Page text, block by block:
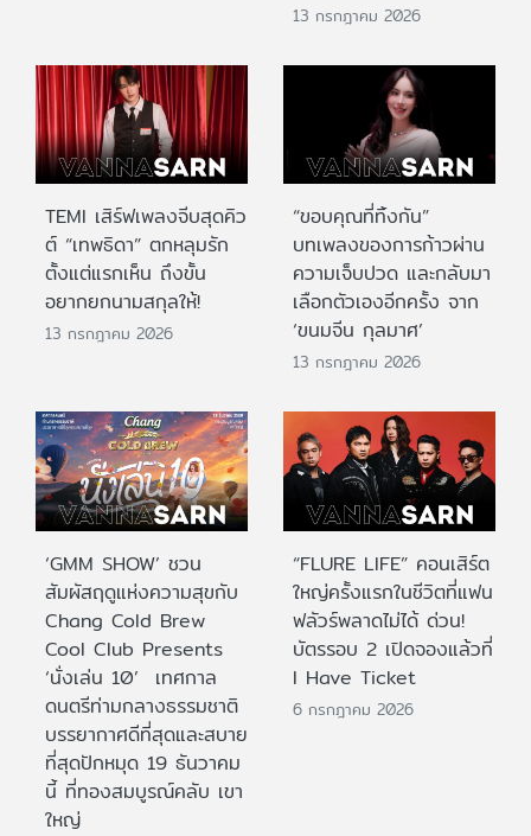
13 กรกฎาคม 2026
TEMI เสิร์ฟเพลงจีบสุดคิว
ต์ “เทพธิดา” ตกหลุมรัก
ตั้งแต่แรกเห็น ถึงขั้น
อยากยกนามสกุลให้!
13 กรกฎาคม 2026
“ขอบคุณที่ทิ้งกัน”
บทเพลงของการก้าวผ่าน
ความเจ็บปวด และกลับมา
เลือกตัวเองอีกครั้ง จาก
‘ขนมจีน กุลมาศ’
13 กรกฎาคม 2026
‘GMM SHOW’ ชวน
สัมผัสฤดูแห่งความสุขกับ
Chang Cold Brew
Cool Club Presents
‘นั่งเล่น 10’ เทศกาล
ดนตรีท่ามกลางธรรมชาติ
บรรยากาศดีที่สุดและสบาย
ที่สุดปักหมุด 19 ธันวาคม
นี้ ที่ทองสมบูรณ์คลับ เขา
ใหญ่
“FLURE LIFE” คอนเสิร์ต
ใหญ่ครั้งแรกในชีวิตที่แฟน
ฟลัวร์พลาดไม่ได้ ด่วน!
บัตรรอบ 2 เปิดจองแล้วที่
I Have Ticket
6 กรกฎาคม 2026